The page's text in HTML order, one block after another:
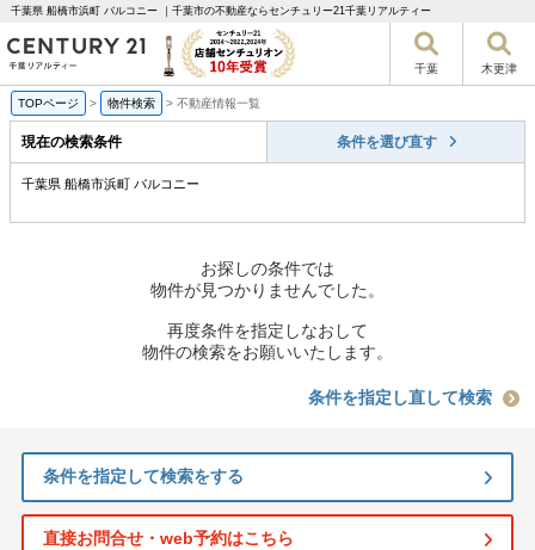
千葉県 船橋市浜町 バルコニー ｜千葉市の不動産ならセンチュリー21千葉リアルティー
千葉 木更津
TOPページ > 物件検索 > 不動産情報一覧
現在の検索条件 条件を選び直す
千葉県 船橋市浜町 バルコニー
お探しの条件では
物件が見つかりませんでした。
再度条件を指定しなおして
物件の検索をお願いいたします。
条件を指定し直して検索
条件を指定して検索をする
直接お問合せ・web予約はこちら